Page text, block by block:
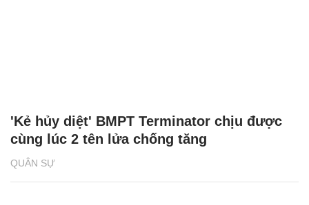
QUÂN SỰ
'Kẻ hủy diệt' BMPT Terminator chịu được
cùng lúc 2 tên lửa chống tăng